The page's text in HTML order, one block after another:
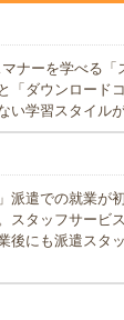
ナーを学べる
「ダウンロード
い学習スタイル
派遣での就業が
スタッフサービ
後にも派遣スタ